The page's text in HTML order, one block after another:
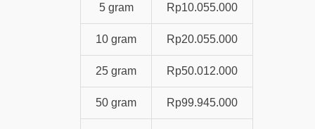
5 gram Rp10.055.000
10 gram Rp20.055.000
25 gram Rp50.012.000
50 gram Rp99.945.000